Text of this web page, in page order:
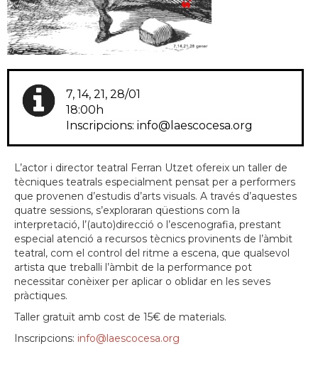
7, 14, 21, 28/01
18:00h
Inscripcions: info@laescocesa.org
L’actor i director teatral Ferran Utzet ofereix un taller de
tècniques teatrals especialment pensat per a performers
que provenen d’estudis d’arts visuals. A través d’aquestes
quatre sessions, s’exploraran qüestions com la
interpretació, l’(auto)direcció o l’escenografia, prestant
especial atenció a recursos tècnics provinents de l’àmbit
teatral, com el control del ritme a escena, que qualsevol
artista que treballi l’àmbit de la performance pot
necessitar conèixer per aplicar o oblidar en les seves
pràctiques.
Taller gratuït amb cost de 15€ de materials.
Inscripcions: info@laescocesa.org